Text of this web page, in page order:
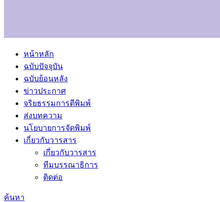
หน้าหลัก
ฉบับปัจจุบัน
ฉบับย้อนหลัง
ข่าวประกาศ
จริยธรรมการตีพิมพ์
ส่งบทความ
นโยบายการจัดพิมพ์
เกี่ยวกับวารสาร
เกี่ยวกับวารสาร
ทีมบรรณาธิการ
ติดต่อ
ค้นหา